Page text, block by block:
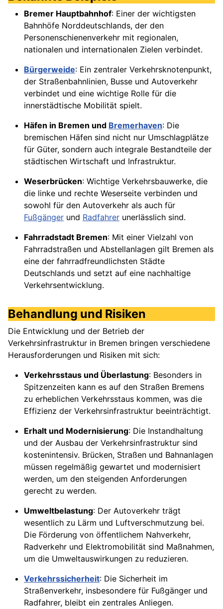
Bremer Hauptbahnhof: Einer der wichtigsten
Bahnhöfe Norddeutschlands, der den
Personenschienenverkehr mit regionalen,
nationalen und internationalen Zielen verbindet.
Bürgerweide: Ein zentraler Verkehrsknotenpunkt,
der Straßenbahnlinien, Busse und Autoverkehr
verbindet und eine wichtige Rolle für die
innerstädtische Mobilität spielt.
Häfen in Bremen und Bremerhaven: Die
bremischen Häfen sind nicht nur Umschlagplätze
für Güter, sondern auch integrale Bestandteile der
städtischen Wirtschaft und Infrastruktur.
Weserbrücken: Wichtige Verkehrsbauwerke, die
die linke und rechte Weserseite verbinden und
sowohl für den Autoverkehr als auch für
Fußgänger und Radfahrer unerlässlich sind.
Fahrradstadt Bremen: Mit einer Vielzahl von
Fahrradstraßen und Abstellanlagen gilt Bremen als
eine der fahrradfreundlichsten Städte
Deutschlands und setzt auf eine nachhaltige
Verkehrsentwicklung.
Behandlung und Risiken
Die Entwicklung und der Betrieb der
Verkehrsinfrastruktur in Bremen bringen verschiedene
Herausforderungen und Risiken mit sich:
Verkehrsstaus und Überlastung: Besonders in
Spitzenzeiten kann es auf den Straßen Bremens
zu erheblichen Verkehrsstaus kommen, was die
Effizienz der Verkehrsinfrastruktur beeinträchtigt.
Erhalt und Modernisierung: Die Instandhaltung
und der Ausbau der Verkehrsinfrastruktur sind
kostenintensiv. Brücken, Straßen und Bahnanlagen
müssen regelmäßig gewartet und modernisiert
werden, um den steigenden Anforderungen
gerecht zu werden.
Umweltbelastung: Der Autoverkehr trägt
wesentlich zu Lärm und Luftverschmutzung bei.
Die Förderung von öffentlichem Nahverkehr,
Radverkehr und Elektromobilität sind Maßnahmen,
um die Umweltauswirkungen zu reduzieren.
Verkehrssicherheit: Die Sicherheit im
Straßenverkehr, insbesondere für Fußgänger und
Radfahrer, bleibt ein zentrales Anliegen.